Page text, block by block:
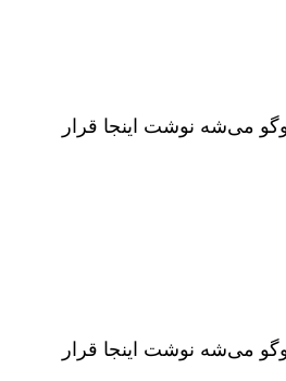
می‌شه نوشت اینجا قرار
می‌شه نوشت اینجا قرار